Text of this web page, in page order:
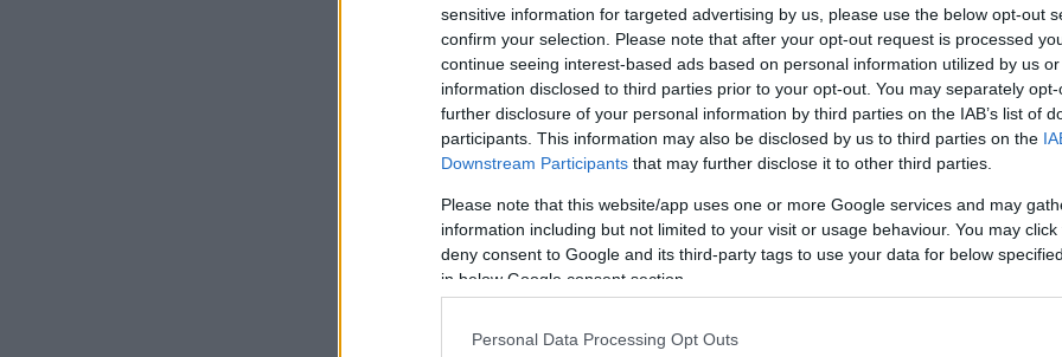
sensitive information for targeted advertising by us, please use the below opt-out
confirm your selection. Please note that after your opt-out request is processed
continue seeing interest-based ads based on personal information utilized by us
information disclosed to third parties prior to your opt-out. You may separately
further disclosure of your personal information by third parties on the IAB’s list of
participants. This information may also be disclosed by us to third parties on the
Downstream Participants that may further disclose it to other third parties.
Please note that this website/app uses one or more Google services and may
information including but not limited to your visit or usage behaviour. You may
deny consent to Google and its third-party tags to use your data for below
in below Google consent section.
Personal Data Processing Opt Outs
Itt
a